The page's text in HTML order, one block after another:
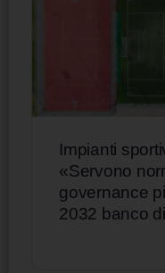
Impianti
«Servono
governance
2032 banco